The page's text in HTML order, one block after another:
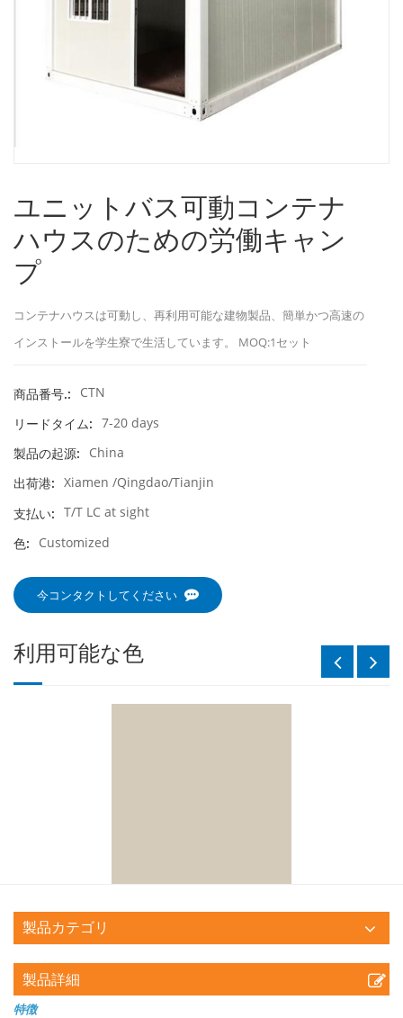
ユニットバス可動コンテナ
ハウスのための労働キャン
プ
コンテナハウスは可動し、再利用可能な建物製品、簡単かつ高速の
インストールを学生寮で生活しています。 MOQ:1セット
商品番号.:
CTN
リードタイム: 7-20 days
製品の起源:
China
出荷港: Xiamen /Qingdao/Tianjin
支払い: T/T LC at sight
色:
Customized
今コンタクトしてください
利用可能な色
製品カテゴリ
製品詳細
特徴